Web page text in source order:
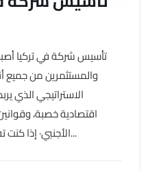
تأسيس شركة في تركيا
والمستثمرين من جميع
الاستراتيجي الذي
اقتصادية خصبة،
الأجنبي· إذا كنت تفكر في تأسيس شركتك في...